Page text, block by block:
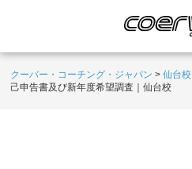
クーバー・コーチング・ジャパン >仙台校
己申告書及び新年度希望調査｜仙台校